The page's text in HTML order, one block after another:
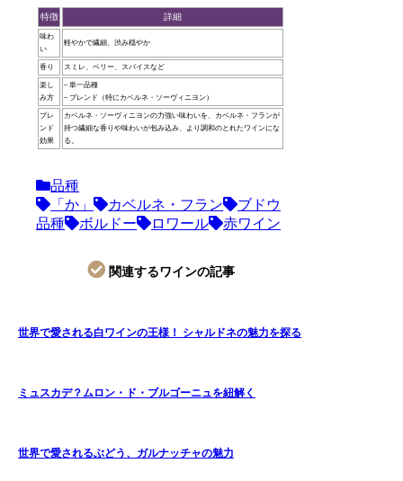
特徴 詳細
味わ
い
軽やかで繊細、渋み穏やか
香り スミレ、ベリー、スパイスなど
楽し
み方
– 単一品種
– ブレンド（特にカベルネ・ソーヴィニヨン）
ブレ
ンド
効果
カベルネ・ソーヴィニヨンの力強い味わいを、カベルネ・フランが
持つ繊細な香りや味わいが包み込み、より調和のとれたワインにな
る。
品種
「か」
カベルネ・フラン
ブドウ
品種
ボルドー ロワール 赤ワイン
関連するワインの記事
世界で愛される白ワインの王様！ シャルドネの魅力を探る
ミュスカデ？ムロン・ド・ブルゴーニュを紐解く
世界で愛されるぶどう、ガルナッチャの魅力